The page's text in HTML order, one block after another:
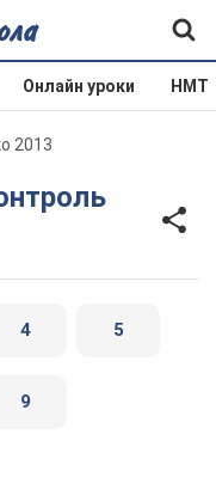
Онлайн уроки НМТ
2013
4 5
9